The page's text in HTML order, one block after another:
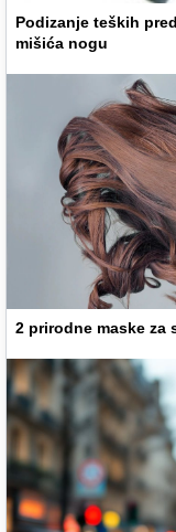
Podizanje teških
mišića nogu
2 prirodne maske za